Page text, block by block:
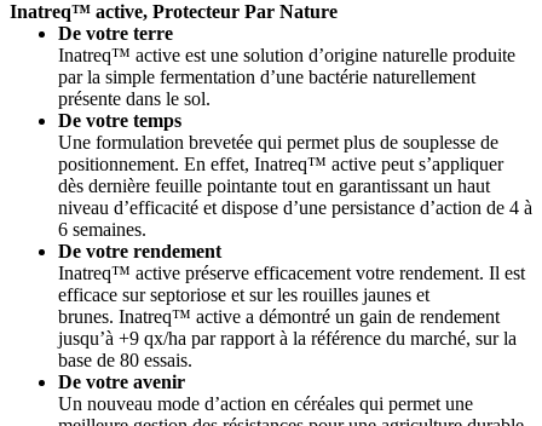
Inatreq™ active, Protecteur Par Nature
De votre terre
Inatreq™ active est une solution d’origine naturelle produite
par la simple fermentation d’une bactérie naturellement
présente dans le sol.
De votre temps
Une formulation brevetée qui permet plus de souplesse de
positionnement. En effet, Inatreq™ active peut s’appliquer
dès dernière feuille pointante tout en garantissant un haut
niveau d’efficacité et dispose d’une persistance d’action de 4 à
6 semaines.
De votre rendement
Inatreq™ active préserve efficacement votre rendement. Il est
efficace sur septoriose et sur les rouilles jaunes et
brunes. Inatreq™ active a démontré un gain de rendement
jusqu’à +9 qx/ha par rapport à la référence du marché, sur la
base de 80 essais.
De votre avenir
Un nouveau mode d’action en céréales qui permet une